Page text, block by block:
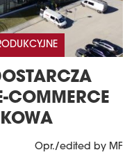
COMMERCE
Opr./edited by MF